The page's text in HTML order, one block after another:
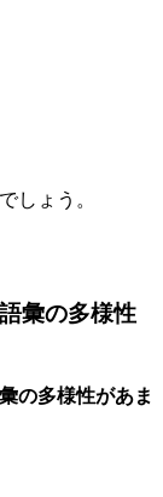
しょう。
彙の多様性
の多様性があま